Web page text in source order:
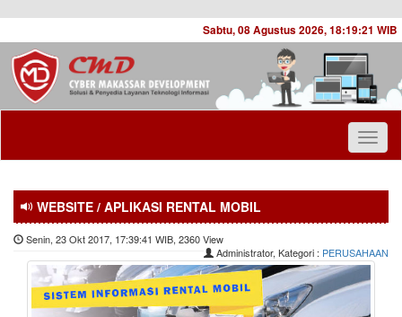
Sabtu, 08 Agustus 2026,18:19:21 WIB
WEBSITE / APLIKASI RENTAL MOBIL
Senin, 23 Okt 2017, 17:39:41 WIB, 2360 View
Administrator, Kategori : PERUSAHAAN